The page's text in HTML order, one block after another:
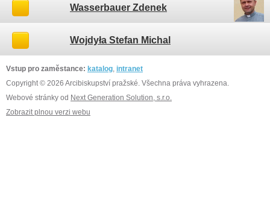
Wasserbauer Zdenek
Wojdyła Stefan Michal
Vstup pro zaměstance: katalog, intranet
Copyright © 2026 Arcibiskupství pražské. Všechna práva vyhrazena.
Webové stránky od Next Generation Solution, s.r.o.
Zobrazit plnou verzi webu